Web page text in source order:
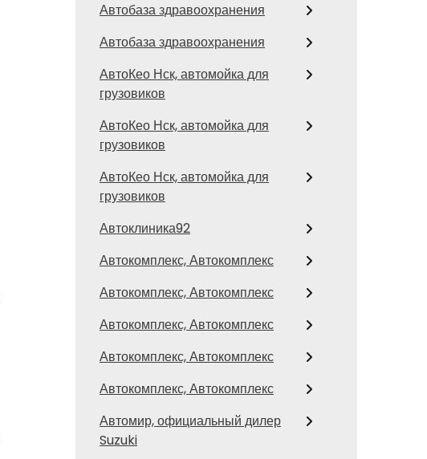
Автобаза здравоохранения
Автобаза здравоохранения
АвтоКео Нск, автомойка для
грузовиков
АвтоКео Нск, автомойка для
грузовиков
АвтоКео Нск, автомойка для
грузовиков
Автоклиника92
Автокомплекс, Автокомплекс
Автокомплекс, Автокомплекс
Автокомплекс, Автокомплекс
Автокомплекс, Автокомплекс
Автокомплекс, Автокомплекс
Автомир, официальный дилер
Suzuki